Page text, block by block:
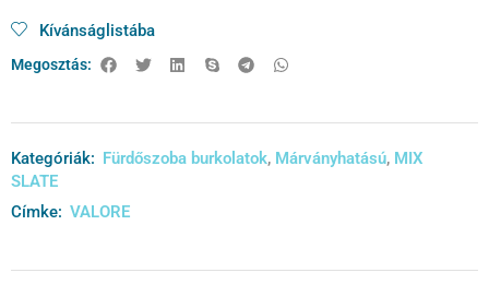
Kívánságlistába
Megosztás:
Kategóriák: Fürdőszoba burkolatok, Márványhatású, MIX
SLATE
Címke: VALORE